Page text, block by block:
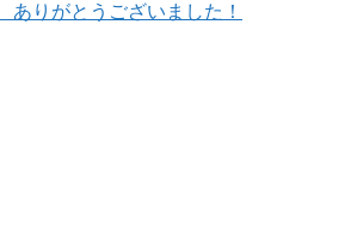
ありがとうございました！